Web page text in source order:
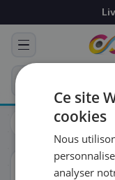
Toners
Brother
ORIGINAL
♻ COMMANDE
Prévoyez
Programmez
vous prépare un
RÉFÉRENCE DU
Ce site
cookies
Nous
analyser